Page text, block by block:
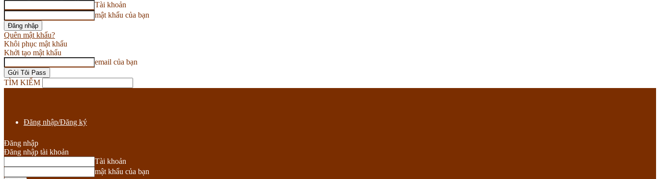
Tài khoản
mật khẩu của bạn
Quên mật khẩu?
Khôi phục mật khẩu
Khởi tạo mật khẩu
email của bạn
TÌM KIẾM
Đăng nhập/Đăng ký
Đăng nhập
Đăng nhập tài khoản
Tài khoản
mật khẩu của bạn